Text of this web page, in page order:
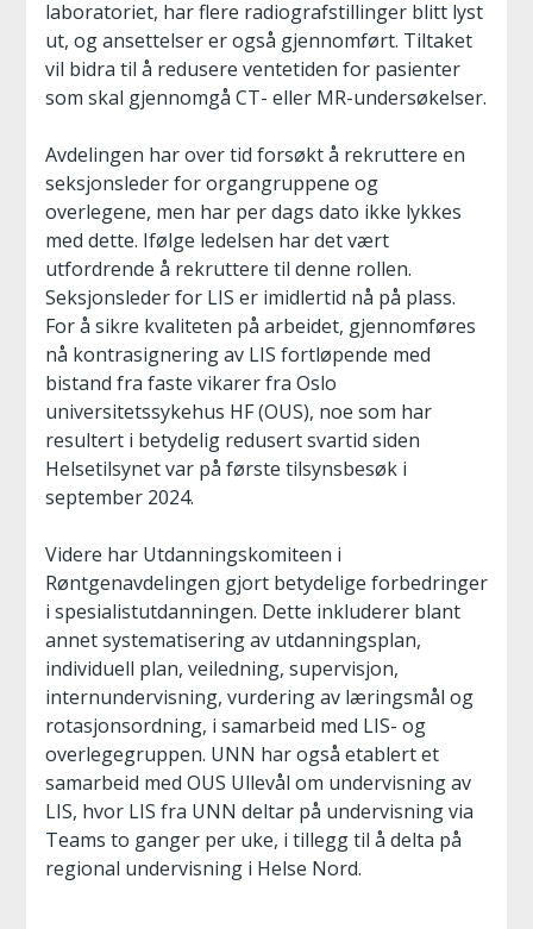
laboratoriet, har flere radiografstillinger blitt lyst
ut, og ansettelser er også gjennomført. Tiltaket
vil bidra til å redusere ventetiden for pasienter
som skal gjennomgå CT- eller MR-undersøkelser.
Avdelingen har over tid forsøkt å rekruttere en
seksjonsleder for organgruppene og
overlegene, men har per dags dato ikke lykkes
med dette. Ifølge ledelsen har det vært
utfordrende å rekruttere til denne rollen.
Seksjonsleder for LIS er imidlertid nå på plass.
For å sikre kvaliteten på arbeidet, gjennomføres
nå kontrasignering av LIS fortløpende med
bistand fra faste vikarer fra Oslo
universitetssykehus HF (OUS), noe som har
resultert i betydelig redusert svartid siden
Helsetilsynet var på første tilsynsbesøk i
september 2024.
Videre har Utdanningskomiteen i
Røntgenavdelingen gjort betydelige forbedringer
i spesialistutdanningen. Dette inkluderer blant
annet systematisering av utdanningsplan,
individuell plan, veiledning, supervisjon,
internundervisning, vurdering av læringsmål og
rotasjonsordning, i samarbeid med LIS- og
overlegegruppen. UNN har også etablert et
samarbeid med OUS Ullevål om undervisning av
LIS, hvor LIS fra UNN deltar på undervisning via
Teams to ganger per uke, i tillegg til å delta på
regional undervisning i Helse Nord.